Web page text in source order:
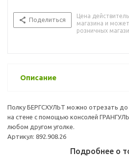
Поделиться
Цена
магазина и
розничных
Описание
Полку БЕРГСХУЛЬТ можно отрезать до
на стене с помощью консолей
любом другом уголке.
Артикул: 892.908.26
Подробнее о